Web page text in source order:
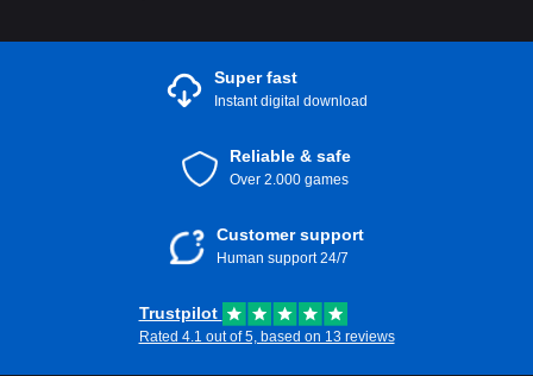
Super fast
Instant digital download
Reliable & safe
Over 2.000 games
Customer support
Human support 24/7
Trustpilot
Rated 4.1 out of 5, based on 13 reviews